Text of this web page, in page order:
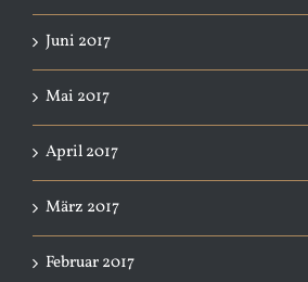
Juni 2017
Mai 2017
April 2017
März 2017
Februar 2017